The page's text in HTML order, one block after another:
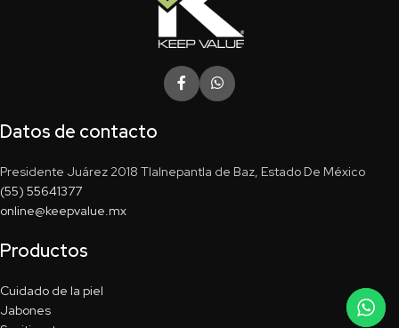
Datos de contacto
Presidente Juárez 2018 Tlalnepantla de Baz, Estado De México
(55) 55641377
online@keepvalue.mx
Productos
Cuidado de la piel
Jabones